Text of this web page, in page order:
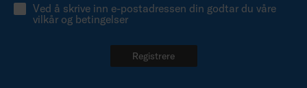
Ved å skrive inn e-postadressen din godtar du våre
vilkår og betingelser
Registrere